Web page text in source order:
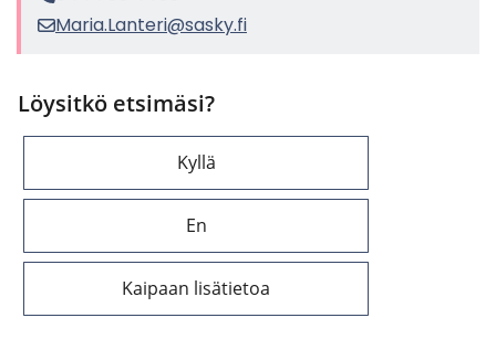
Maria.Lan­te­ri@sasky.fi
Löysitkö etsimäsi?
Kyllä
En
Kaipaan lisätietoa